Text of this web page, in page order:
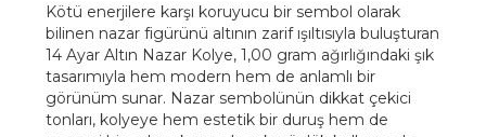
Kötü enerjilere karşı koruyucu bir sembol olarak
bilinen nazar figürünü altının zarif ışıltısıyla buluşturan
14 Ayar Altın Nazar Kolye, 1,00 gram ağırlığındaki şık
tasarımıyla hem modern hem de anlamlı bir
görünüm sunar. Nazar sembolünün dikkat çekici
tonları, kolyeye hem estetik bir duruş hem de